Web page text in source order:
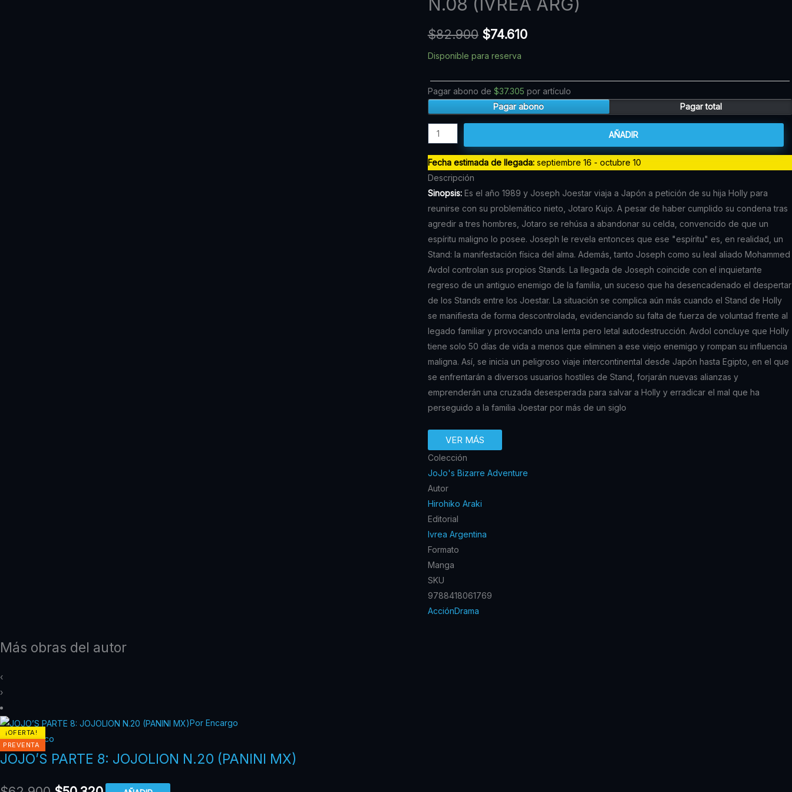
$82.900
precio
original
$74.610
precio
actual
Disponible para reserva
Pagar abono de $37.305 por artículo
Pagar abono
Pagar total
3:
CRUSADERS
N.08
ARG)
cantidad
AÑADIR
Fecha estimada de llegada: septiembre 16 - octubre 10
Descripción
Sinopsis: Es el año 1989 y Joseph Joestar viaja a Japón a petición de su hija Holly para
reunirse con su problemático nieto, Jotaro Kujo. A pesar de haber cumplido su condena tras
agredir a tres hombres, Jotaro se rehúsa a abandonar su celda, convencido de que un
espíritu maligno lo posee. Joseph le revela entonces que ese "espíritu" es, en realidad, un
Stand: la manifestación física del alma. Además, tanto Joseph como su leal aliado Mohammed
Avdol controlan sus propios Stands. La llegada de Joseph coincide con el inquietante
regreso de un antiguo enemigo de la familia, un suceso que ha desencadenado el despertar
de los Stands entre los Joestar. La situación se complica aún más cuando el Stand de Holly
se manifiesta de forma descontrolada, evidenciando su falta de fuerza de voluntad frente al
legado familiar y provocando una lenta pero letal autodestrucción. Avdol concluye que Holly
tiene solo 50 días de vida a menos que eliminen a ese viejo enemigo y rompan su influencia
maligna. Así, se inicia un peligroso viaje intercontinental desde Japón hasta Egipto, en el que
se enfrentarán a diversos usuarios hostiles de Stand, forjarán nuevas alianzas y
emprenderán una cruzada desesperada para salvar a Holly y erradicar el mal que ha
perseguido a la familia Joestar por más de un siglo
VER MÁS
Colección
JoJo's Bizarre Adventure
Autor
Hirohiko Araki
Editorial
Ivrea Argentina
Formato
Manga
SKU
9788418061769
AcciónDrama
Más obras del autor
‹
›
¡OFERTA!
PREVENTA
Por Encargo
Panini México
JOJO’S PARTE 8: JOJOLION N.20 (PANINI MX)